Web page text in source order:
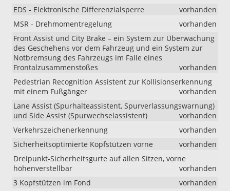
EDS - Elektronische Differenzialsperre
vorhanden
MSR - Drehmomentregelung
vorhanden
Front Assist und City Brake – ein System zur Überwachung
des Geschehens vor dem Fahrzeug und ein System zur
Notbremsung des Fahrzeugs im Falle eines
Frontalzusammenstoßes
vorhanden
Pedestrian Recognition Assistent zur Kollisionserkennung
mit einem Fußgänger
vorhanden
Lane Assist (Spurhalteassistent, Spurverlassungswarnung)
und Side Assist (Spurwechselassistent)
vorhanden
Verkehrszeichenerkennung
vorhanden
Sicherheitsoptimierte Kopfstützen vorne
vorhanden
Dreipunkt-Sicherheitsgurte auf allen Sitzen, vorne
höhenverstellbar
vorhanden
3 Kopfstützen im Fond
vorhanden